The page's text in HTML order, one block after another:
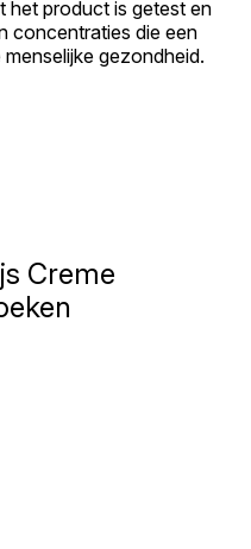
het product is getest en
concentraties die een
gezondheid.
Creme